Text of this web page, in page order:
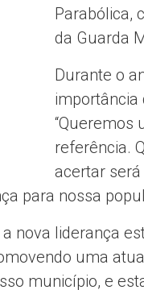
Parabólica,
da Guarda
Durante o
importância
“Queremos
referência.
acertar
para nossa
nova liderança
uma
município, e